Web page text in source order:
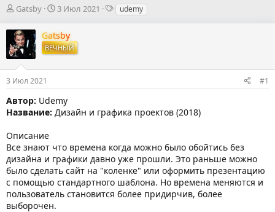
А
т
о
р
м
ы
Gatsby
Д
т
а
н
а
л
а
3 Июл 2021
Тudemy
Gatsby
ВЕЧНЫЙ
3 Июл 2021 #1
Автор: Udemy
Название: Дизайн и графика проектов (2018)
Описание
Все знают что времена когда можно было обойтись без
дизайна и графики давно уже прошли. Это раньше можно
было сделать сайт на "коленке" или оформить презентацию
с помощью стандартного шаблона. Но времена меняются и
пользователь становится более придирчив, более
выборочен.